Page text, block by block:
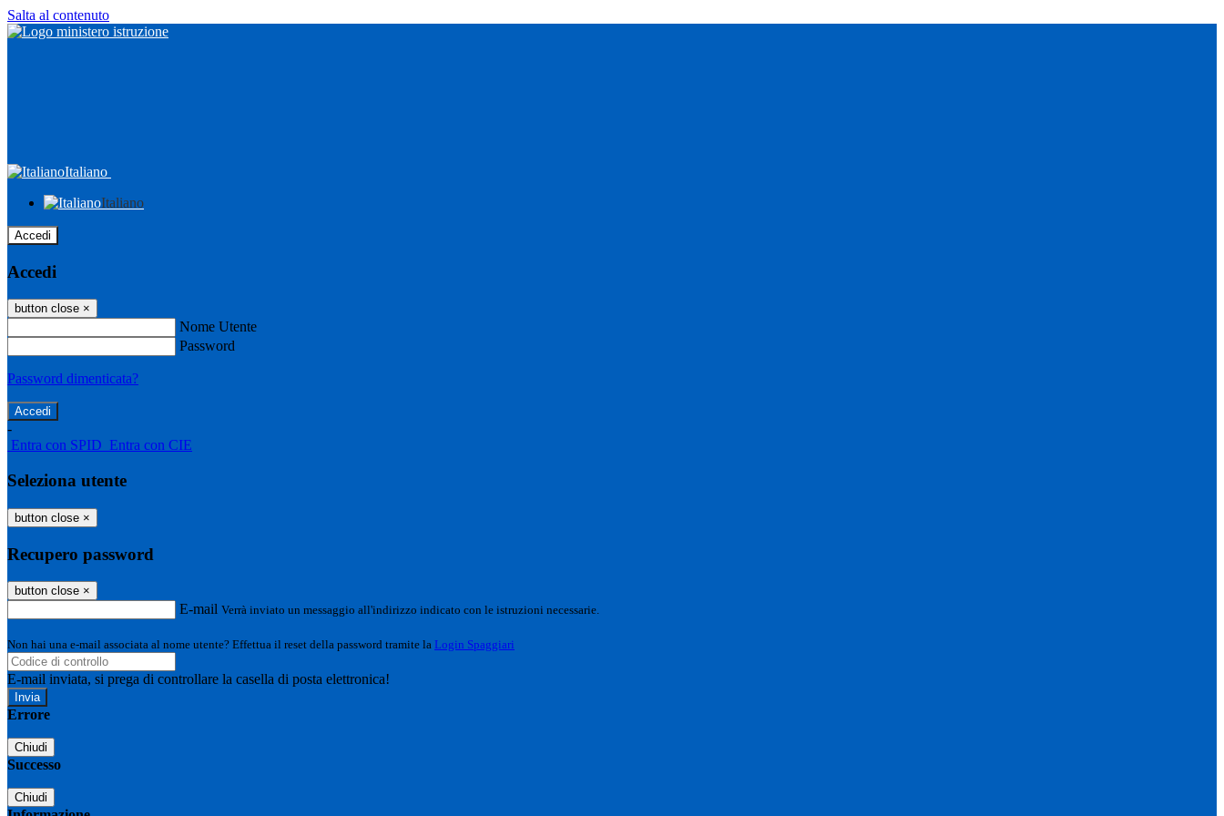
Salta al contenuto
Italiano
Italiano
Accedi
Accedi
button close ×
Nome Utente
Password
Password dimenticata?
-
Entra con SPID Entra con CIE
Seleziona utente
button close ×
Recupero password
button close ×
E-mail Verrà inviato un messaggio all'indirizzo indicato con le istruzioni necessarie.
Non hai una e-mail associata al nome utente? Effettua il reset della password tramite la Login Spaggiari
E-mail inviata, si prega di controllare la casella di posta elettronica!
Errore
Chiudi
Successo
Chiudi